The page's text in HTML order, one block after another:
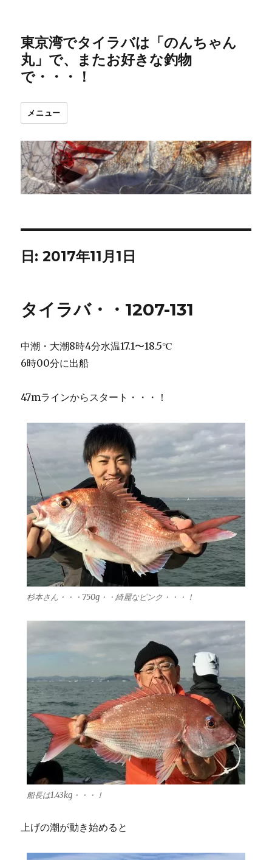
東京湾でタイラバは「のんちゃん
丸」で、またお好きな釣物
で・・・！
メニュー
日:2017年11月1日
タイラバ・・1207-131
中潮・大潮8時4分水温17.1〜18.5℃
6時00分に出船
47mラインからスタート・・・！
杉本さん・・・750g・・綺麗なピンク・・・！
船長は1.43kg・・・！
上げの潮が動き始めると